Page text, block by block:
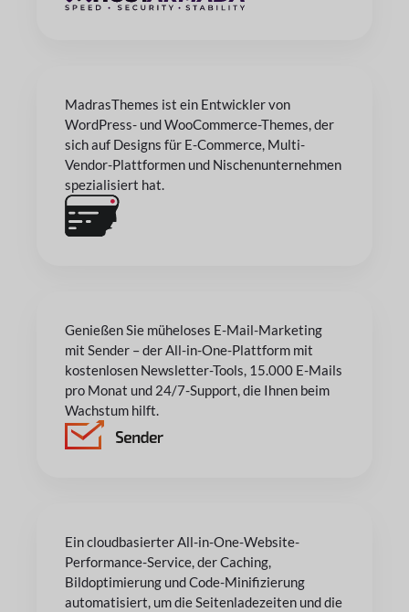
MadrasThemes ist ein Entwickler von
WordPress- und WooCommerce-Themes, der
sich auf Designs für E-Commerce, Multi-
Vendor-Plattformen und Nischenunternehmen
spezialisiert hat.
Genießen Sie müheloses E-Mail-Marketing
mit Sender – der All-in-One-Plattform mit
kostenlosen Newsletter-Tools, 15.000 E-Mails
pro Monat und 24/7-Support, die Ihnen beim
Wachstum hilft.
Ein cloudbasierter All-in-One-Website-
Performance-Service, der Caching,
Bildoptimierung und Code-Minifizierung
automatisiert, um die Seitenladezeiten und die